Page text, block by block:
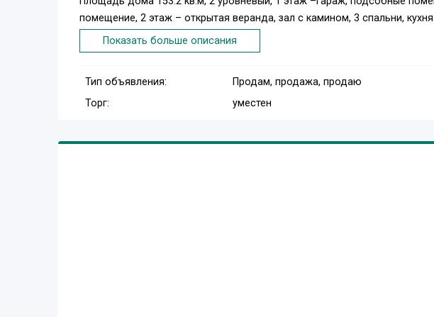
помещение, 2 этаж – открытая веранда, зал с камином, 3 спальни,
параболическая антенна. Собственное отопление, водоснабжение
башня). Дом панельно – кирпичный.
Сауна, бассейн, летний душ, 2 топчана, летняя беседка.
Хозяйственные постройки под ферму на 200 голов скота,
Показать больше описания
Тип объявления:
Продам, продажа, продаю
Торг:
уместен